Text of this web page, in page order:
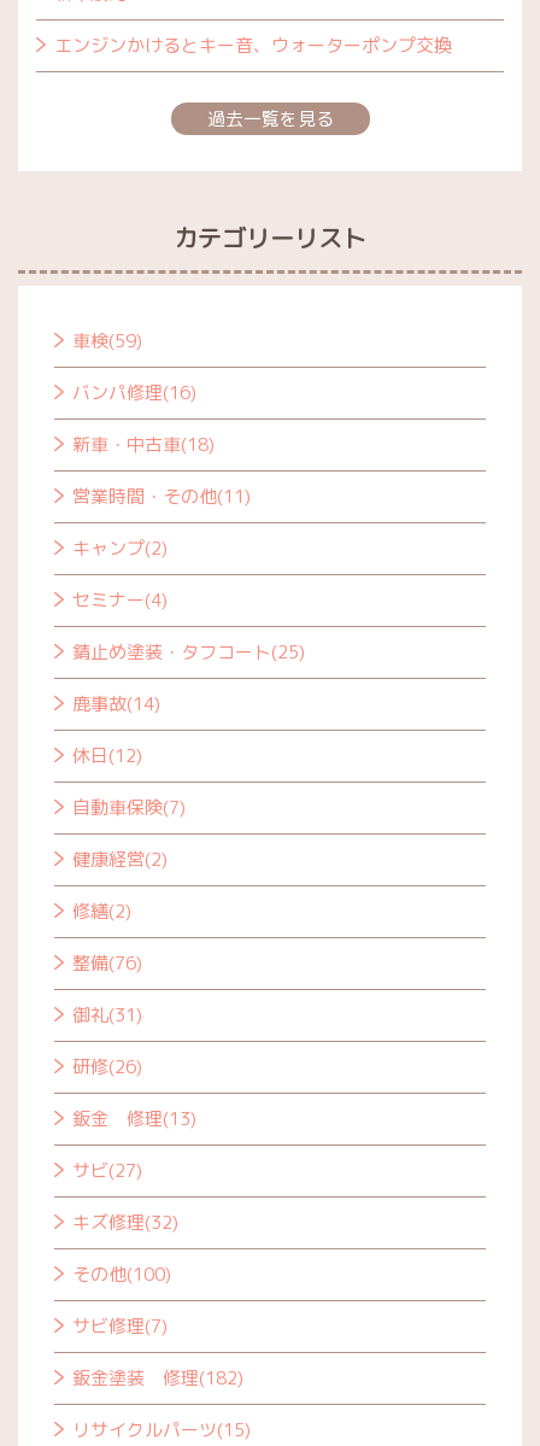
エンジンかけるとキー音、ウォーターポンプ交換
過去一覧を見る
カテゴリーリスト
車検(59)
バンパ修理(16)
新車・中古車(18)
営業時間・その他(11)
キャンプ(2)
セミナー(4)
錆止め塗装・タフコート(25)
鹿事故(14)
休日(12)
自動車保険(7)
健康経営(2)
修繕(2)
整備(76)
御礼(31)
研修(26)
鈑金 修理(13)
サビ(27)
キズ修理(32)
その他(100)
サビ修理(7)
鈑金塗装 修理(182)
リサイクルパーツ(15)